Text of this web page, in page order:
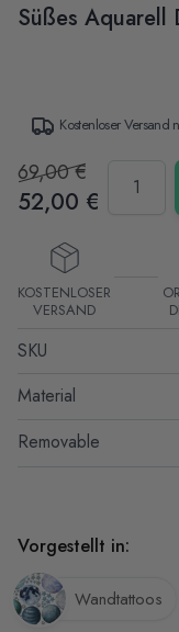
Süßes Aquarell
SKU
Material
Removable
Kostenloser Versand
69,00 €
52,00 €
KOSTENLOSER
VERSAND
Vorgestellt in:
Wandtattoos